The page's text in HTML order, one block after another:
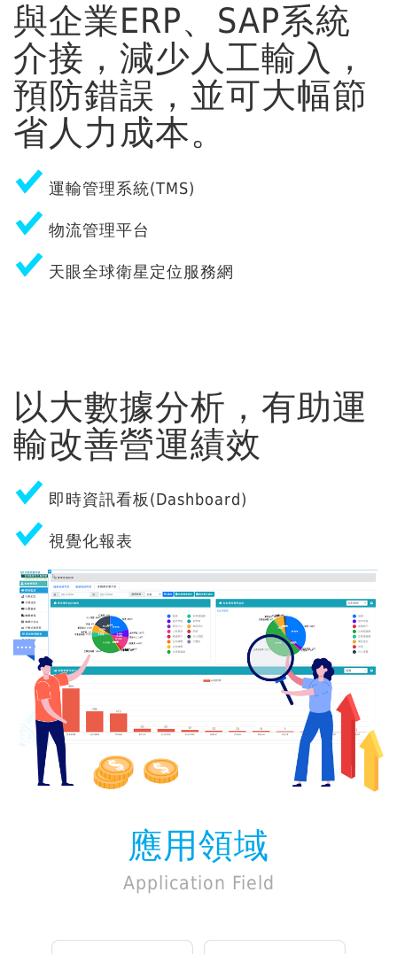
與企業ERP、SAP系統
介接，減少人工輸入，
預防錯誤，並可大幅節
省人力成本。
運輸管理系統(TMS)
物流管理平台
天眼全球衛星定位服務網
以大數據分析，有助運
輸改善營運績效
即時資訊看板(Dashboard)
視覺化報表
應用領域
Application Field